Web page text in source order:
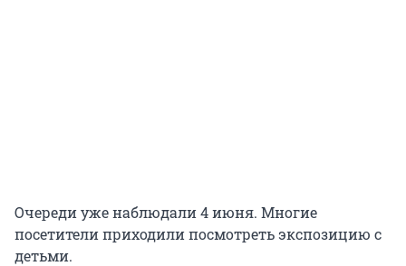
Очереди уже наблюдали 4 июня. Многие
посетители приходили посмотреть экспозицию с
детьми.